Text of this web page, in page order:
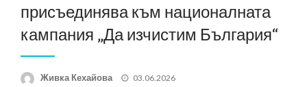
присъединява към националната
кампания „Да изчистим България“
Живка Кехайова
Posted
03.06.2026